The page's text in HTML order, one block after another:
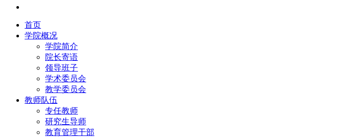
首页
学院概况
学院简介
院长寄语
领导班子
学术委员会
教学委员会
教师队伍
专任教师
研究生导师
教育管理干部